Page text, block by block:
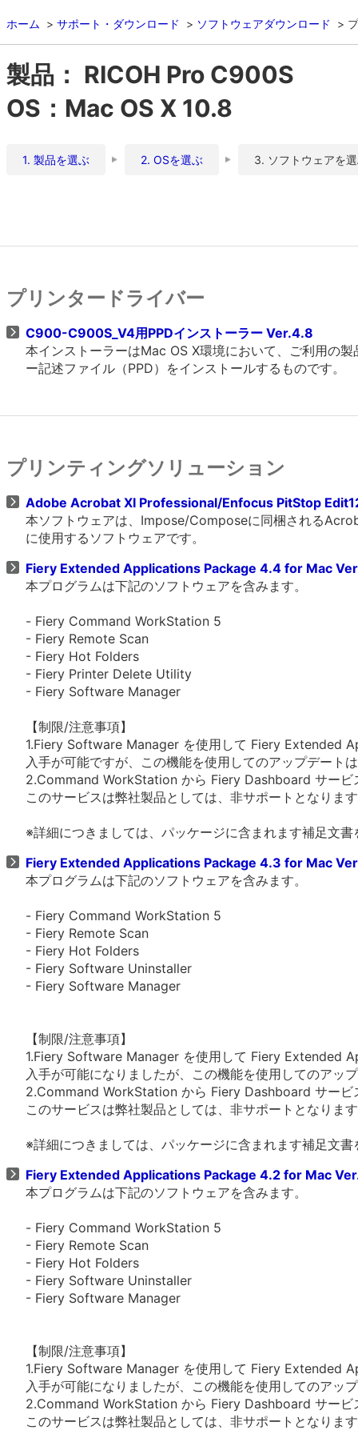
ホーム サポート・ダウンロード ソフトウェアダウンロード
製品： RICOH Pro C900S
OS：Mac OS X 10.8
1. 製品を選ぶ 2. OSを選ぶ 3. ソフトウェアを
プリンタードライバー
C900-C900S_V4用PPDインストーラー Ver.4.8
本インストーラーはMac OS X環境において、ご利用の
ー記述ファイル（PPD）をインストールするものです。
プリンティングソリューション
Adobe Acrobat XI Professional/Enfocus PitStop
本ソフトウェアは、Impose/Composeに同梱される
に使用するソフトウェアです。
Fiery Extended Applications Package 4.4 for Mac
本プログラムは下記のソフトウェアを含みます。
- Fiery Command WorkStation 5
- Fiery Remote Scan
- Fiery Hot Folders
- Fiery Printer Delete Utility
- Fiery Software Manager
【制限/注意事項】
1.Fiery Software Manager を使用して Fiery Extended
入手が可能ですが、この機能を使用してのアップデート
2.Command WorkStation から Fiery Dashboard サービ
このサービスは弊社製品としては、非サポートとなりま
※詳細につきましては、パッケージに含まれます補足文
Fiery Extended Applications Package 4.3 for Mac
本プログラムは下記のソフトウェアを含みます。
- Fiery Command WorkStation 5
- Fiery Remote Scan
- Fiery Hot Folders
- Fiery Software Uninstaller
- Fiery Software Manager
【制限/注意事項】
1.Fiery Software Manager を使用して Fiery Extended
入手が可能になりましたが、この機能を使用してのアッ
2.Command WorkStation から Fiery Dashboard サービ
このサービスは弊社製品としては、非サポートとなりま
※詳細につきましては、パッケージに含まれます補足文
Fiery Extended Applications Package 4.2 for Mac
本プログラムは下記のソフトウェアを含みます。
- Fiery Command WorkStation 5
- Fiery Remote Scan
- Fiery Hot Folders
- Fiery Software Uninstaller
- Fiery Software Manager
【制限/注意事項】
1.Fiery Software Manager を使用して Fiery Extended
入手が可能になりましたが、この機能を使用してのアッ
2.Command WorkStation から Fiery Dashboard サービ
このサービスは弊社製品としては、非サポートとなりま